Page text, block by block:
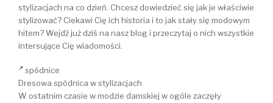
stylizacjach na co dzień. Chcesz dowiedzieć się jak je właściwie
stylizować? Ciekawi Cię ich historia i to jak stały się modowym
hitem? Wejdź już dziś na nasz blog i przeczytaj o nich wszystkie
intersujące Cię wiadomości.
spódnice
Dresowa spódnica w stylizacjach
W ostatnim czasie w modzie damskiej w ogóle zaczęły